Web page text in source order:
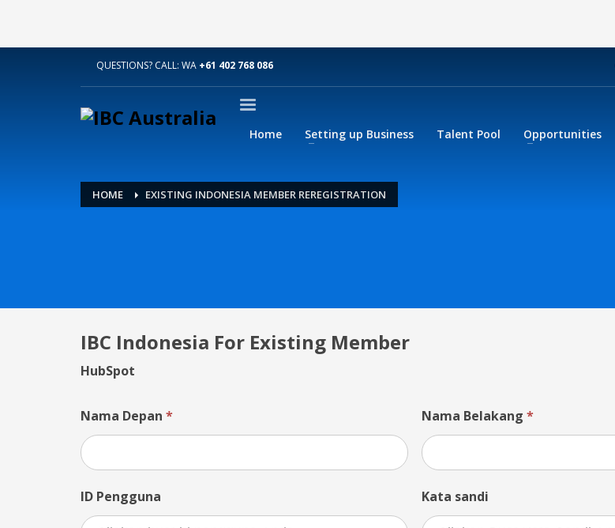
QUESTIONS? CALL: WA +61 402 768 086
Home Setting up Business Talent Pool Opportunities
HOME EXISTING INDONESIA MEMBER REREGISTRATION
IBC Indonesia For Existing Member
HubSpot
Nama Depan * Nama Belakang*
ID Pengguna Kata sandi